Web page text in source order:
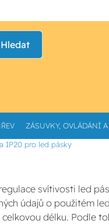
Hledat
ZÁSUVKY, OVLÁDÁNÍ
IP20 pro led pásky
svítivosti led
údajů o použitém
délku. Podle